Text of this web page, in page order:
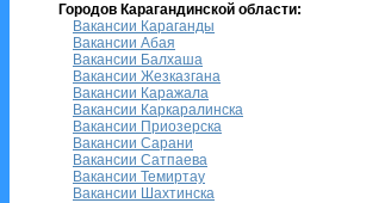
Городов Карагандинской области:
Вакансии Караганды
Вакансии Абая
Вакансии Балхаша
Вакансии Жезказгана
Вакансии Каражала
Вакансии Каркаралинска
Вакансии Приозерска
Вакансии Сарани
Вакансии Сатпаева
Вакансии Темиртау
Вакансии Шахтинска